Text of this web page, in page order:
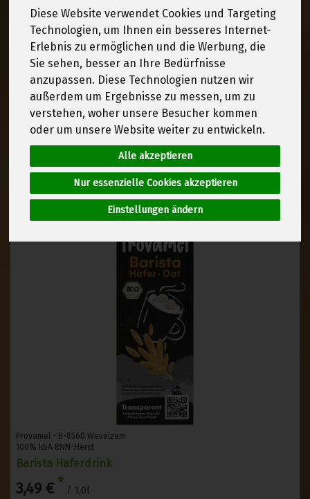
Diese Website verwendet Cookies und Targeting
Technologien, um Ihnen ein besseres Internet-
Erlebnis zu ermöglichen und die Werbung, die
Sie sehen, besser an Ihre Bedürfnisse
anzupassen. Diese Technologien nutzen wir
außerdem um Ergebnisse zu messen, um zu
verstehen, woher unsere Besucher kommen
oder um unsere Website weiter zu entwickeln.
Alle akzeptieren
Nur essenzielle Cookies akzeptieren
Einstellungen ändern
Hersteller Ernährung
Allergene
Provamel - B-8560 Wevelzem
100% kbA BNN-Herst
Barista Haferdrink
3,49 € * / 1,0l